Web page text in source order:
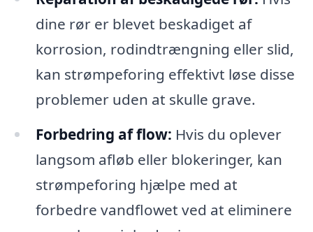
dine rør er blevet beskadiget af
korrosion, rodindtrængning eller slid,
kan strømpeforing effektivt løse disse
problemer uden at skulle grave.
Forbedring af flow: Hvis du oplever
langsom afløb eller blokeringer, kan
strømpeforing hjælpe med at
forbedre vandflowet ved at eliminere